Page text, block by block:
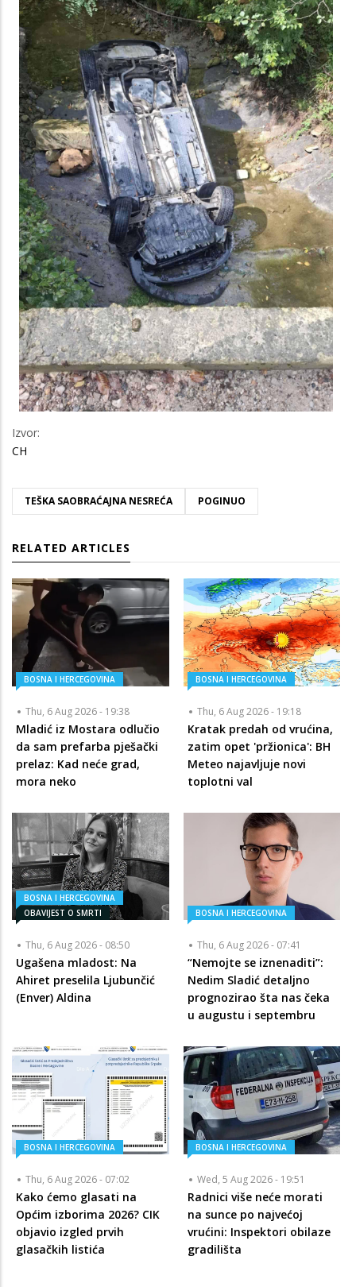
Izvor:
CH
TEŠKA SAOBRAĆAJNA NESREĆA POGINUO
RELATED ARTICLES
BOSNA I HERCEGOVINA
Thu, 6 Aug 2026 - 19:38
Mladić iz Mostara odlučio
da sam prefarba pješački
prelaz: Kad neće grad,
mora neko
BOSNA I HERCEGOVINA
Thu, 6 Aug 2026 - 19:18
Kratak predah od vrućina,
zatim opet 'pržionica': BH
Meteo najavljuje novi
toplotni val
BOSNA I HERCEGOVINA
OBAVIJEST O SMRTI
Thu, 6 Aug 2026 - 08:50
Ugašena mladost: Na
Ahiret preselila Ljubunčić
(Enver) Aldina
BOSNA I HERCEGOVINA
Thu, 6 Aug 2026 - 07:41
“Nemojte se iznenaditi”:
Nedim Sladić detaljno
prognozirao šta nas čeka
u augustu i septembru
BOSNA I HERCEGOVINA
Thu, 6 Aug 2026 - 07:02
Kako ćemo glasati na
Općim izborima 2026? CIK
objavio izgled prvih
glasačkih listića
BOSNA I HERCEGOVINA
Wed, 5 Aug 2026 - 19:51
Radnici više neće morati
na sunce po najvećoj
vrućini: Inspektori obilaze
gradilišta